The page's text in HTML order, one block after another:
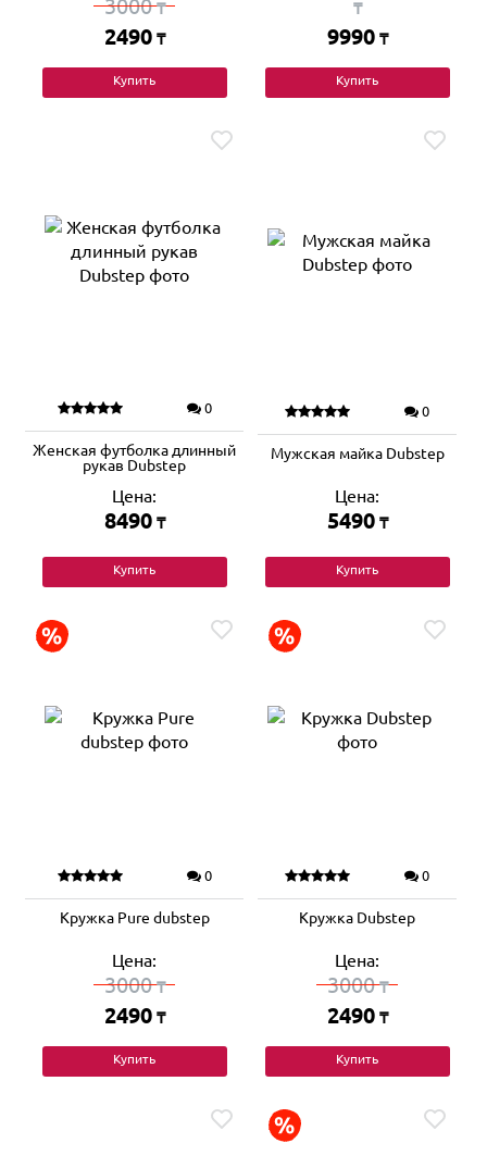
3000₸
2490 ₸
Купить
₸
9990 ₸
Купить
0
Женская футболка длинный
рукав Dubstep
Цена:
8490 ₸
Купить
0
Мужская майка Dubstep
Цена:
5490 ₸
Купить
0
Кружка Pure dubstep
Цена:
3000₸
2490 ₸
Купить
0
Кружка Dubstep
Цена:
3000₸
2490 ₸
Купить